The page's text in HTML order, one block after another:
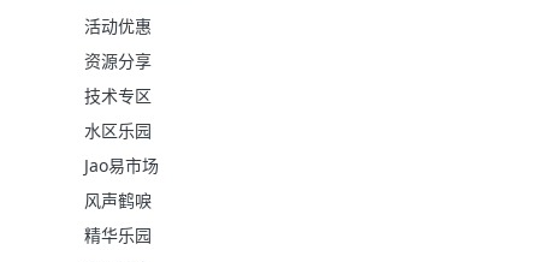
活动优惠
资源分享
技术专区
水区乐园
Jao易市场
风声鹤唳
精华乐园